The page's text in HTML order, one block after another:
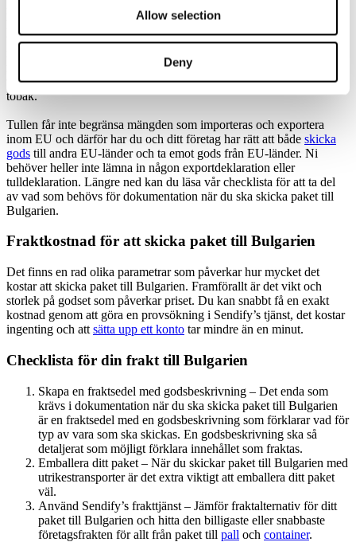
Allow selection
Deny
medlem i EU så kan ditt företag därför skicka paket till Bulgarien
helt tullfritt och i stort sett alla varor är befriade från tull och
tullhantering. Men precis som vi nämnde ovan finns det undantag
restriktioner för att skicka vissa varor, det kan vara varor som kan
vara hälsovådliga, såsom vapen, narkotika, läkemedel, alkohol eller
tobak.
Tullen får inte begränsa mängden som importeras och exportera
inom EU och därför har du och ditt företag har rätt att både skicka
gods till andra EU-länder och ta emot gods från EU-länder. Ni
behöver heller inte lämna in någon exportdeklaration eller
tulldeklaration. Längre ned kan du läsa vår checklista för att ta del
av vad som behövs för dokumentation när du ska skicka paket till
Bulgarien.
Fraktkostnad för att skicka paket till Bulgarien
Det finns en rad olika parametrar som påverkar hur mycket det
kostar att skicka paket till Bulgarien. Framförallt är det vikt och
storlek på godset som påverkar priset. Du kan snabbt få en exakt
kostnad genom att göra en provsökning i Sendify’s tjänst, det kostar
ingenting och att sätta upp ett konto tar mindre än en minut.
Checklista för din frakt till Bulgarien
Skapa en fraktsedel med godsbeskrivning – Det enda som
krävs i dokumentation när du ska skicka paket till Bulgarien
är en fraktsedel med en godsbeskrivning som förklarar vad för
typ av vara som ska skickas. En godsbeskrivning ska så
detaljerat som möjligt förklara innehållet som fraktas.
Emballera ditt paket – När du skickar paket till Bulgarien med
utrikestransporter är det extra viktigt att emballera ditt paket
väl.
Använd Sendify’s frakttjänst – Jämför fraktalternativ för ditt
paket till Bulgarien och hitta den billigaste eller snabbaste
företagsfrakten för allt från paket till pall och container.